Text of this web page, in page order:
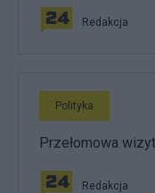
Redakcja
Polityka
Przełomowa
Redakcja